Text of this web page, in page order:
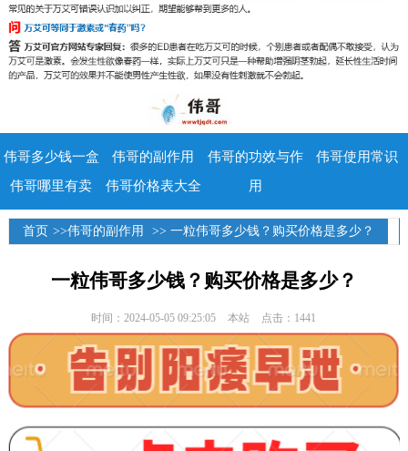
伟哥多少钱一盒 伟哥的副作用
伟哥的功效与作
用
伟哥使用常识
伟哥哪里有卖
伟哥价格表大全
首页 >>伟哥的副作用 >> 一粒伟哥多少钱？购买价格是多少？
一粒伟哥多少钱？购买价格是多少？
时间：2024-05-05 09:25:05 本站 点击：1441